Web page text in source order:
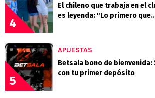
4
El chileno que trabaja en el
es leyenda: "Lo primero
5
APUESTAS
Betsala bono de
con tu primer depósito